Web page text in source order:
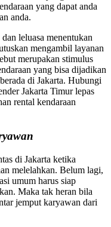
yang dapat anda
anda.
leluasa menentukan
mengambil layanan
merupakan stimulus
yang bisa dijadikan
di Jakarta. Hubungi
Jakarta Timur lepas
rental kendaraan
di Jakarta ketika
melelahkan. Belum lagi,
umum harus siap
Maka tak heran bila
jemput karyawan dari